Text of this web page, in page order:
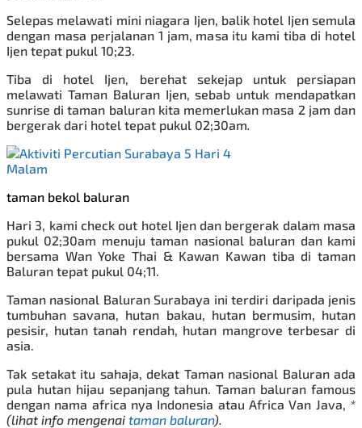
Selepas melawati mini niagara Ijen, balik hotel Ijen semula
dengan masa perjalanan 1 jam, masa itu kami tiba di hotel
Ijen tepat pukul 10;23.
Tiba di hotel Ijen, berehat sekejap untuk persiapan
melawati Taman Baluran Ijen, sebab untuk mendapatkan
sunrise di taman baluran kita memerlukan masa 2 jam dan
bergerak dari hotel tepat pukul 02;30am
taman bekol baluran
Hari 3, kami check out hotel Ijen dan bergerak dalam masa
pukul 02;30am menuju taman nasional baluran dan kami
bersama Wan Yoke Thai & Kawan Kawan tiba di taman
Baluran tepat pukul 04;11.
Taman nasional Baluran Surabaya ini terdiri daripada jenis
tumbuhan savana, hutan bakau, hutan bermusim, hutan
pesisir, hutan tanah rendah, hutan mangrove terbesar di
asia.
Tak setakat itu sahaja, dekat Taman nasional Baluran ada
pula hutan hijau sepanjang tahun. Taman baluran famous
dengan nama africa nya Indonesia atau Africa Van Java, *
(lihat info mengenai taman baluran).